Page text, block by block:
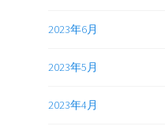
2023年6月
2023年5月
2023年4月